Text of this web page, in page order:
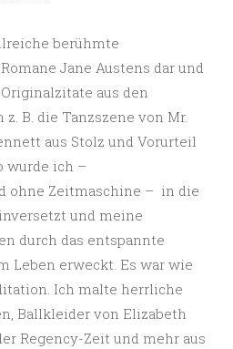
berühmte
Jane Austens dar und
aus den
B. die Tanzszene von Mr.
aus Stolz und Vorurteil
wurde ich –
ohne Zeitmaschine – in die
und meine
durch das entspannte
Leben erweckt. Es war wie
Ich malte herrliche
Ballkleider von Elizabeth
Regency-Zeit und mehr aus